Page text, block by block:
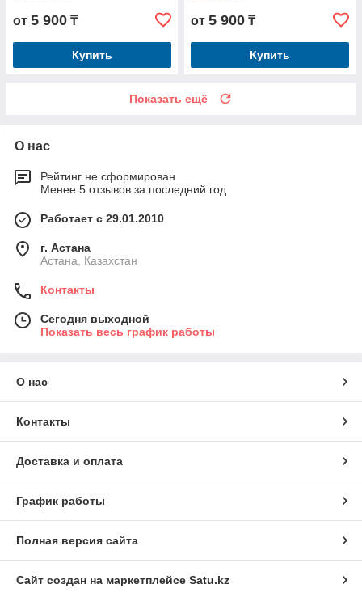
от 5 900 ₸
Купить
от 5 900 ₸
Купить
Показать ещё
О нас
Рейтинг не сформирован
Менее 5 отзывов за последний год
Работает с 29.01.2010
г. Астана
Астана, Казахстан
Контакты
Сегодня выходной
Показать весь график работы
О нас
Контакты
Доставка и оплата
График работы
Полная версия сайта
Сайт создан на маркетплейсе Satu.kz